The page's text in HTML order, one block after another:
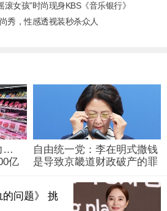
女孩”时尚现身KBS《音乐银行》
秀，性感透视装秒杀众人
…
亿
自由统一党：李在明式撒钱
是导致京畿道财政破产的罪
的问题》 挑